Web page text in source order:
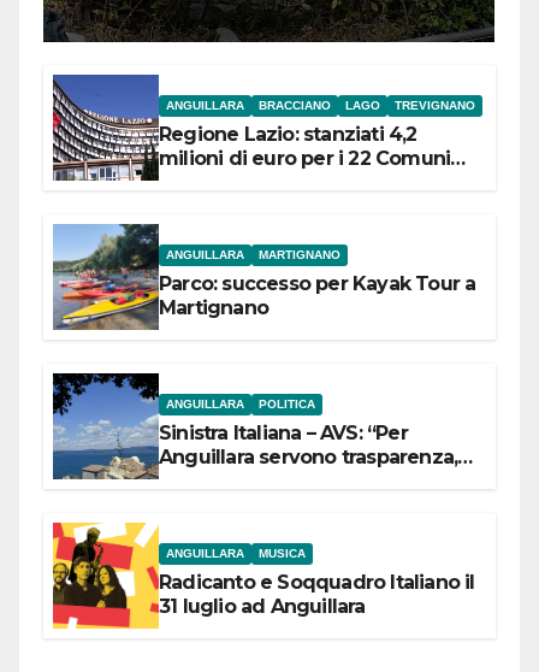
ANGUILLARA BRACCIANO LAGO TREVIGNANO
Regione Lazio: stanziati 4,2
milioni di euro per i 22 Comuni
ANGUILLARA MARTIGNANO
Parco: successo per Kayak Tour a
Martignano
ANGUILLARA POLITICA
Sinistra Italiana – AVS: “Per
Anguillara servono trasparenza,
ANGUILLARA MUSICA
Radicanto e Soqquadro Italiano il
31 luglio ad Anguillara